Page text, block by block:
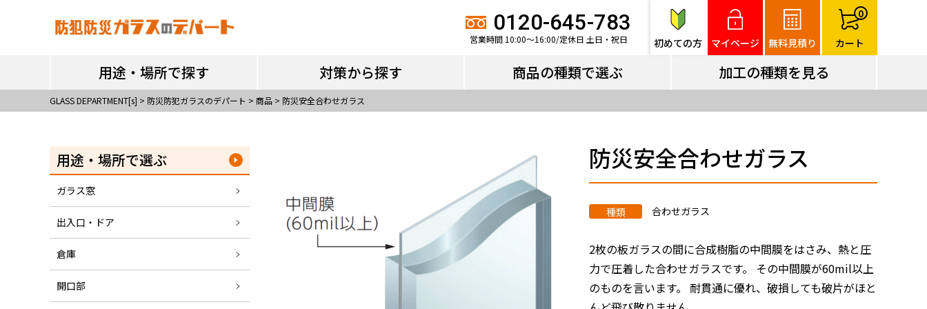
0120-645-783
営業時間 10:00～16:00/定休日 土日・祝日 初めての方 マイページ 無料見積り カート
0
用途・場所で探す 対策から探す 商品の種類で選ぶ 加工の種類を見る
GLASS DEPARTMENT[s] > 防災防犯ガラスのデパート > 商品 > 防災安全合わせガラス
用途・場所で選ぶ
ガラス窓
出入口・ドア
倉庫
開口部
防災安全合わせガラス
種類 合わせガラス
2枚の板ガラスの間に合成樹脂の中間膜をはさみ、熱と圧
力で圧着した合わせガラスです。 その中間膜が60mil以上
のものを言います。 耐貫通に優れ、破損しても破片がほと